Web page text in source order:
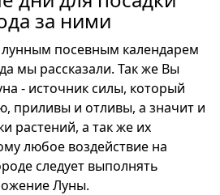
за ними
лунным посевным календарем
мы рассказали. Так же Вы
- источник силы, который
приливы и отливы, а значит и
растений, а так же их
любое воздействие на
следует выполнять
Луны.